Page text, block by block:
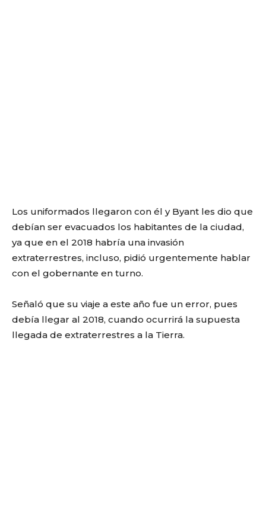
Los uniformados llegaron con él y Byant les dio que
debían ser evacuados los habitantes de la ciudad,
ya que en el 2018 habría una invasión
extraterrestres, incluso, pidió urgentemente hablar
con el gobernante en turno.
Señaló que su viaje a este año fue un error, pues
debía llegar al 2018, cuando ocurrirá la supuesta
llegada de extraterrestres a la Tierra.